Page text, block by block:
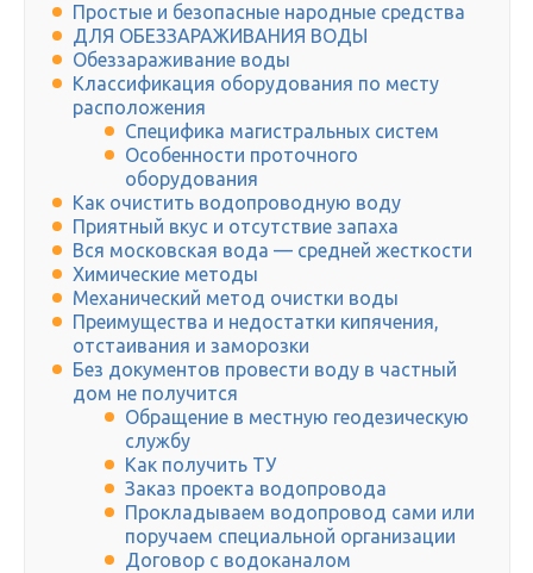
Простые и безопасные народные средства
ДЛЯ ОБЕЗЗАРАЖИВАНИЯ ВОДЫ
Обеззараживание воды
Классификация оборудования по месту
расположения
Специфика магистральных систем
Особенности проточного
оборудования
Как очистить водопроводную воду
Приятный вкус и отсутствие запаха
Вся московская вода — средней жесткости
Химические методы
Механический метод очистки воды
Преимущества и недостатки кипячения,
отстаивания и заморозки
Без документов провести воду в частный
дом не получится
Обращение в местную геодезическую
службу
Как получить ТУ
Заказ проекта водопровода
Прокладываем водопровод сами или
поручаем специальной организации
Договор с водоканалом